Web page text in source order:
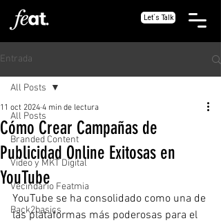
Let´s Talk
Entrada
All Posts
Branded Content
Video y MKT Digital
Vecindario Featmia
Back2basics
All Posts
Cómo Crear Campañas de
Publicidad Online Exitosas en
YouTube
11 oct 2024 4 min de lectura
YouTube se ha consolidado como una de
las plataformas más poderosas para el